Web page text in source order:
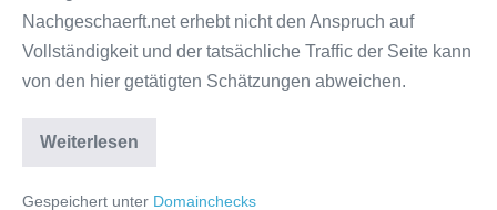
Nachgeschaerft.net erhebt nicht den Anspruch auf
Vollständigkeit und der tatsächliche Traffic der Seite kann
von den hier getätigten Schätzungen abweichen.
Weiterlesen
Gespeichert unter Domainchecks